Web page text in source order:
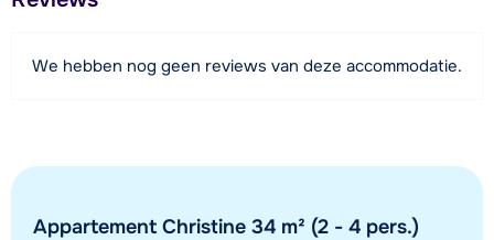
900 meter
200 meter (oefenweide)
Afstand tot loipe
We hebben nog geen reviews van deze accommodatie.
Appartement Christine 34 m² (2 - 4 pers.)